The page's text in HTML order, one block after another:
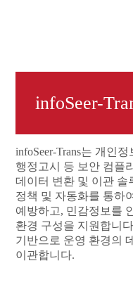
infoSeer-
infoSeer-Trans는 개인
행정고시 등 보안 컴플
데이터 변환 및 이관 솔
정책 및 자동화를 통하
예방하고, 민감정보를
환경 구성을 지원합니
기반으로 운영 환경의
이관합니다.